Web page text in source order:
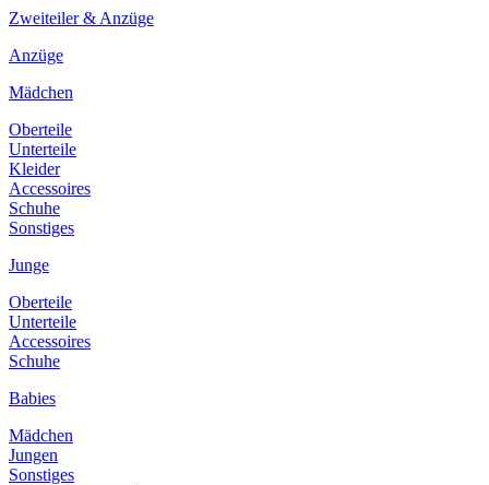
Zweiteiler & Anzüge
Anzüge
Mädchen
Oberteile
Unterteile
Kleider
Accessoires
Schuhe
Sonstiges
Junge
Oberteile
Unterteile
Accessoires
Schuhe
Babies
Mädchen
Jungen
Sonstiges